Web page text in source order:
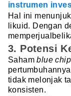
instrumen
Hal ini
likuid. Dengan
3. Potensi
Sahamblue chip
tidak melonjak
konsisten.